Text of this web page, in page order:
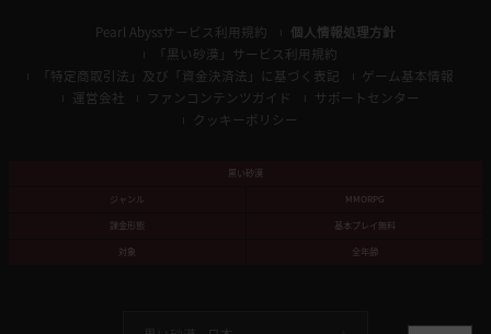
Pearl Abyssサービス利用規約
個人情報処理方針
「黒い砂漠」サービス利用規約
「特定商取引法」及び「資金決済法」に基づく表記
ゲーム基本情報
運営会社
ファンコンテンツガイド
サポートセンター
クッキーポリシー
黒い砂漠
ジャンル
MMORPG
課金形態
基本プレイ無料
対象
全年齢